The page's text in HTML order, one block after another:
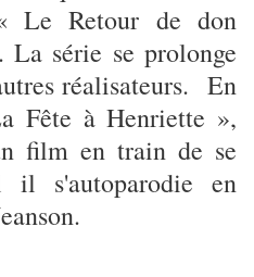
Le Retour de don
série se prolonge
réalisateurs. En
Fête à Henriette »,
film en train de se
s'autoparodie en